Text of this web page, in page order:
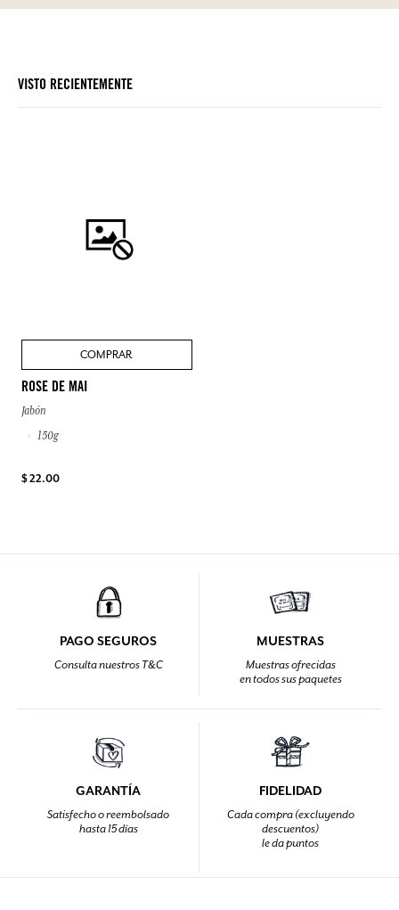
VISTO RECIENTEMENTE
COMPRAR
ROSE DE MAI
Jabón
150g
$ 22.00
PAGO SEGUROS
Consulta nuestros T&C
MUESTRAS
Muestras ofrecidas
en todos sus paquetes
GARANTÍA
Satisfecho o reembolsado
hasta 15 días
FIDELIDAD
Cada compra (excluyendo
descuentos)
le da puntos